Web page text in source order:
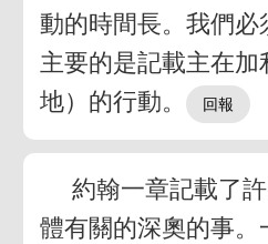
動的時間長。我們必
主要的是記載主在
地）的行動。
約翰一章記載了
體有關的深奧的事。